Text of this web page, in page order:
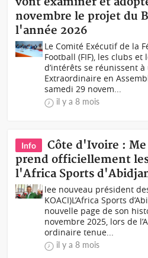
novembre le projet du
l'année 2026
Le Comité Exécutif de la
Football (FIF), les clubs
d’intérêts se réunissent à
Extraordinaire en
samedi 29 novem...
il y a 8 mois
Info
Côte d'Ivoire :
prend officiellement
l'Africa Sports
lee nouveau président
KOACI) L’Africa Sports
nouvelle page de son
novembre 2025, lors de
ordinaire tenue...
il y a 8 mois